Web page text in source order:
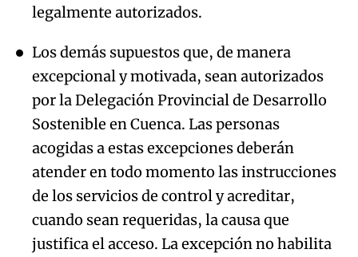
legalmente autorizados.
Los demás supuestos que, de manera
excepcional y motivada, sean autorizados
por la Delegación Provincial de Desarrollo
Sostenible en Cuenca. Las personas
acogidas a estas excepciones deberán
atender en todo momento las instrucciones
de los servicios de control y acreditar,
cuando sean requeridas, la causa que
justifica el acceso. La excepción no habilita